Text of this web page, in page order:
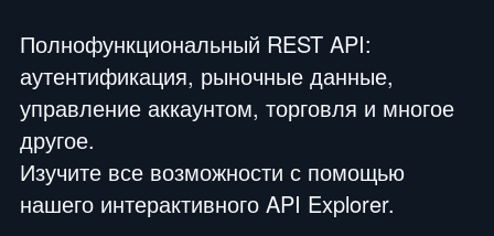
Полнофункциональный REST API:
аутентификация, рыночные данные,
управление аккаунтом, торговля и многое
другое.
Изучите все возможности с помощью
нашего интерактивного API Explorer.